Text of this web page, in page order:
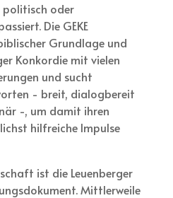
politisch oder
Die GEKE
Grundlage und
Konkordie mit vielen
und sucht
- breit, dialogbereit
-, um damit ihren
hilfreiche Impulse
ist die Leuenberger
. Mittlerweile